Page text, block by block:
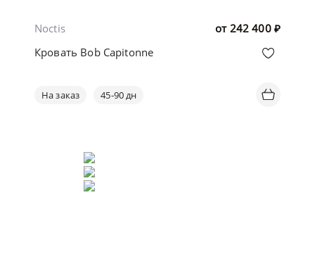
от 242 400 ₽
Noctis
Кровать Bob Capitonne
На заказ 45-90 дн